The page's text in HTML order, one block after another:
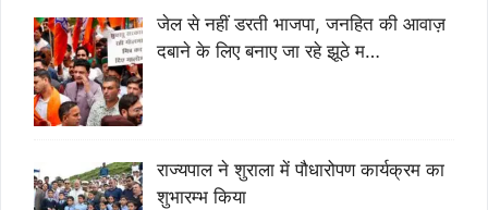
जेल से नहीं डरती भाजपा, जनहित की आवाज़
दबाने के लिए बनाए जा रहे झूठे म…
राज्यपाल ने शुराला में पौधारोपण कार्यक्रम का
शुभारम्भ किया